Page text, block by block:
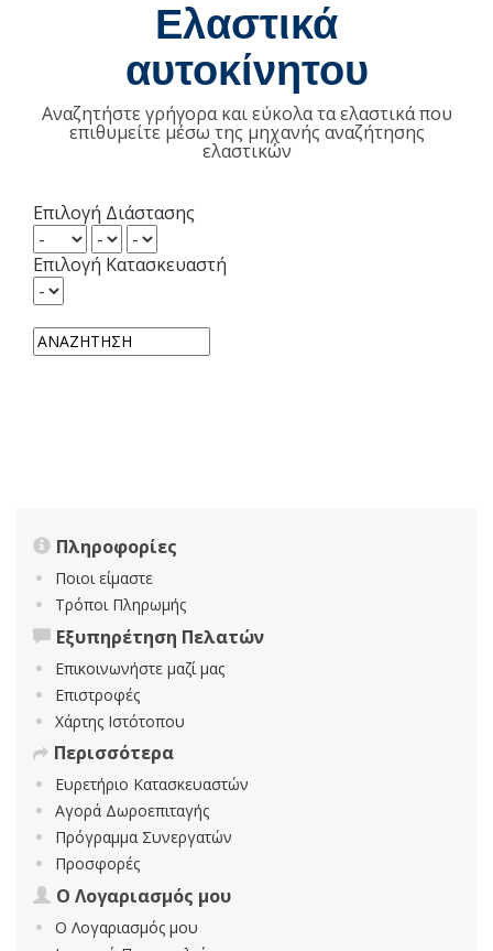
Ελαστικά
αυτοκίνητου
Αναζητήστε γρήγορα και εύκολα τα ελαστικά που
επιθυμείτε μέσω της μηχανής αναζήτησης
ελαστικών
Επιλογή Διάστασης
Επιλογή Κατασκευαστή
Πληροφορίες
Ποιοι είμαστε
Τρόποι Πληρωμής
Εξυπηρέτηση Πελατών
Επικοινωνήστε μαζί μας
Επιστροφές
Χάρτης Ιστότοπου
Περισσότερα
Ευρετήριο Κατασκευαστών
Αγορά Δωροεπιταγής
Πρόγραμμα Συνεργατών
Προσφορές
Ο Λογαριασμός μου
Ο Λογαριασμός μου